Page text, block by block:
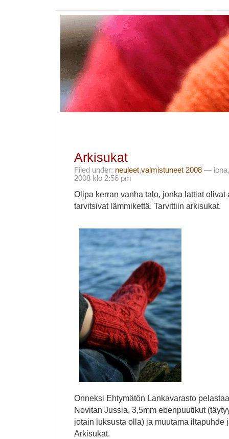
Arkisukat
Filed under: neuleet,valmistuneet 2008 —
2008 klo 2:56 pm
Olipa kerran vanha talo, jonka lattiat olivat
tarvitsivat lämmikettä. Tarvittiin arkisukat.
Onneksi Ehtymätön Lankavarasto
Novitan Jussia, 3,5mm ebenpuutikut
jotain luksusta olla) ja muutama iltapuhde
Arkisukat.